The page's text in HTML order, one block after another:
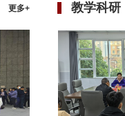
更多+ 教学科研